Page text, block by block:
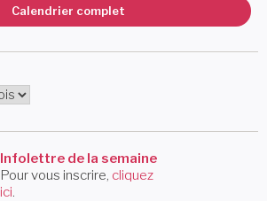
Calendrier complet
Infolettre de la semaine
Pour vous inscrire, cliquez
ici.